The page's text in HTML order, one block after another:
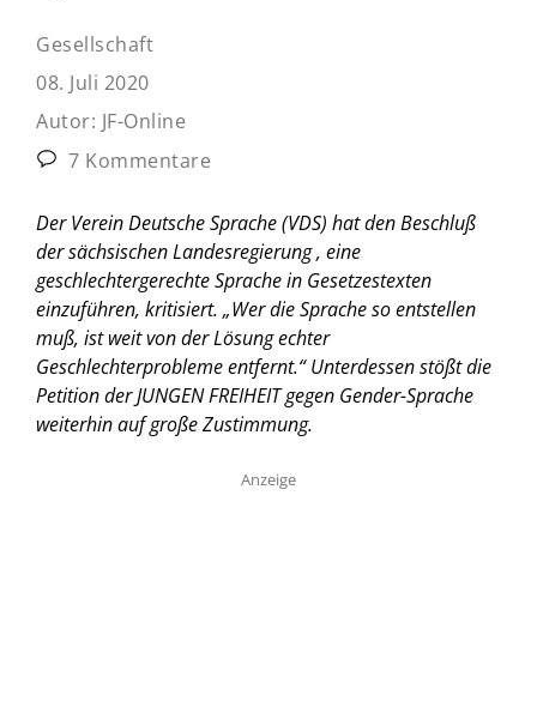
Gesellschaft
08. Juli 2020
Autor: JF-Online
7 Kommentare
Der Verein Deutsche Sprache (VDS) hat den Beschluß
der sächsischen Landesregierung , eine
geschlechtergerechte Sprache in Gesetzestexten
einzuführen, kritisiert. „Wer die Sprache so entstellen
muß, ist weit von der Lösung echter
Geschlechterprobleme entfernt.“ Unterdessen stößt die
Petition der JUNGEN FREIHEIT gegen Gender-Sprache
weiterhin auf große Zustimmung.
Anzeige